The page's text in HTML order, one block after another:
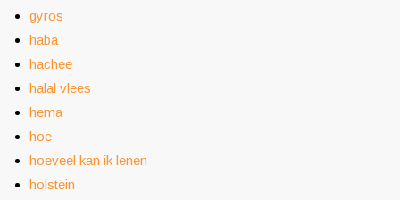
gyros
haba
hachee
halal vlees
hema
hoe
hoeveel kan ik lenen
holstein